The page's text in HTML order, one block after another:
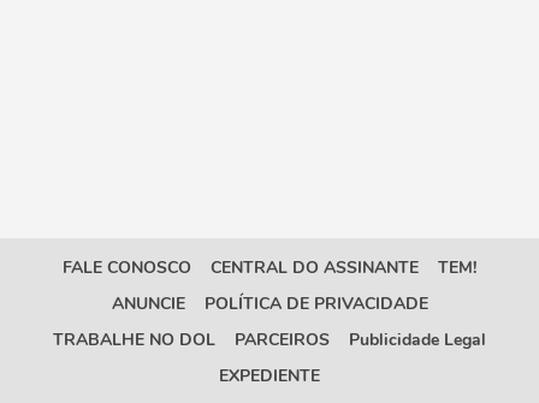
FALE CONOSCO CENTRAL DO ASSINANTE
TEM!
ANUNCIE
POLÍTICA DE PRIVACIDADE
TRABALHE NO DOL
PARCEIROS
Publicidade Legal
EXPEDIENTE